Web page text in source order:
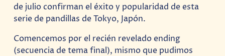
de julio confirman el éxito y popularidad de esta
serie de pandillas de Tokyo, Japón.
Comencemos por el recién revelado ending
(secuencia de tema final), mismo que pudimos